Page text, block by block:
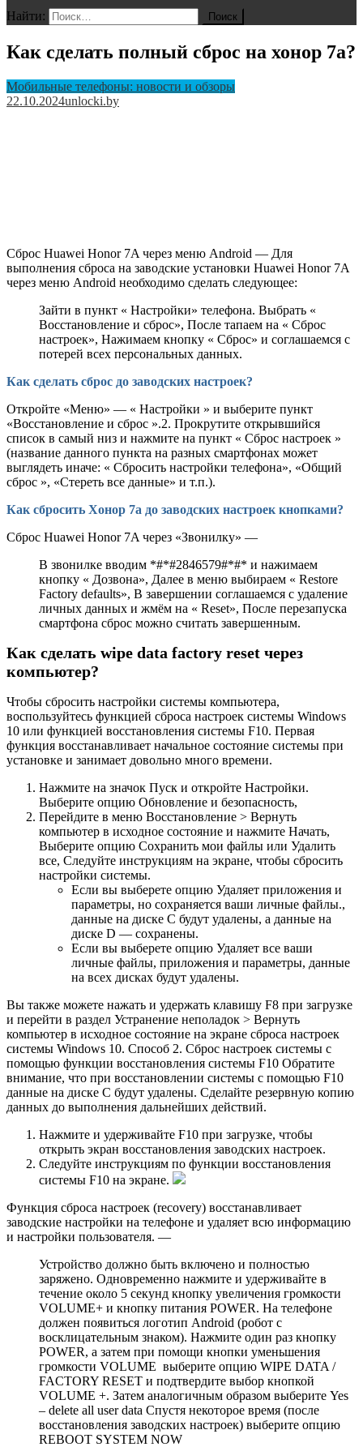
Найти:
Как сделать полный сброс на хонор 7а?
Мобильные телефоны: новости и обзоры
22.10.2024unlocki.by
Сброс Huawei Honor 7A через меню Android — Для
выполнения сброса на заводские установки Huawei Honor 7A
через меню Android необходимо сделать следующее:
Зайти в пункт « Настройки» телефона. Выбрать «
Восстановление и сброс», После тапаем на « Сброс
настроек», Нажимаем кнопку « Сброс» и соглашаемся с
потерей всех персональных данных.
Как сделать сброс до заводских настроек?
Откройте «Меню» — « Настройки » и выберите пункт
«Восстановление и сброс ».2. Прокрутите открывшийся
список в самый низ и нажмите на пункт « Сброс настроек »
(название данного пункта на разных смартфонах может
выглядеть иначе: « Сбросить настройки телефона», «Общий
сброс », «Стереть все данные» и т.п.).
Как сбросить Хонор 7а до заводских настроек кнопками?
Сброс Huawei Honor 7A через «Звонилку» —
В звонилке вводим *#*#2846579#*#* и нажимаем
кнопку « Дозвона», Далее в меню выбираем « Restore
Factory defaults», В завершении соглашаемся с удаление
личных данных и жмём на « Reset», После перезапуска
смартфона сброс можно считать завершенным.
Как сделать wipe data factory reset через
компьютер?
Чтобы сбросить настройки системы компьютера,
воспользуйтесь функцией сброса настроек системы Windows
10 или функцией восстановления системы F10. Первая
функция восстанавливает начальное состояние системы при
установке и занимает довольно много времени.
Нажмите на значок Пуск и откройте Настройки.
Выберите опцию Обновление и безопасность,
Перейдите в меню Восстановление > Вернуть
компьютер в исходное состояние и нажмите Начать,
Выберите опцию Сохранить мои файлы или Удалить
все, Следуйте инструкциям на экране, чтобы сбросить
настройки системы.
Если вы выберете опцию Удаляет приложения и
параметры, но сохраняется ваши личные файлы.,
данные на диске C будут удалены, а данные на
диске D — сохранены.
Если вы выберете опцию Удаляет все ваши
личные файлы, приложения и параметры, данные
на всех дисках будут удалены.
Вы также можете нажать и удержать клавишу F8 при загрузке
и перейти в раздел Устранение неполадок > Вернуть
компьютер в исходное состояние на экране сброса настроек
системы Windows 10. Способ 2. Сброс настроек системы с
помощью функции восстановления системы F10 Обратите
внимание, что при восстановлении системы с помощью F10
данные на диске C будут удалены. Сделайте резервную копию
данных до выполнения дальнейших действий.
Нажмите и удерживайте F10 при загрузке, чтобы
открыть экран восстановления заводских настроек.
Следуйте инструкциям по функции восстановления
системы F10 на экране.
Функция сброса настроек (recovery) восстанавливает
заводские настройки на телефоне и удаляет всю информацию
и настройки пользователя. —
Устройство должно быть включено и полностью
заряжено. Одновременно нажмите и удерживайте в
течение около 5 секунд кнопку увеличения громкости
VOLUME+ и кнопку питания POWER. На телефоне
должен появиться логотип Android (робот с
восклицательным знаком). Нажмите один раз кнопку
POWER, а затем при помощи кнопки уменьшения
громкости VOLUME ­ выберите опцию WIPE DATA /
FACTORY RESET и подтвердите выбор кнопкой
VOLUME +. Затем аналогичным образом выберите Yes
– delete all user data Спустя некоторое время (после
восстановления заводских настроек) выберите опцию
REBOOT SYSTEM NOW